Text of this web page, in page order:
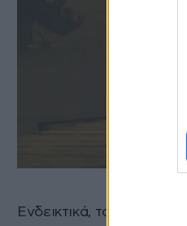
Ενδεικτικά, το ισπανικό